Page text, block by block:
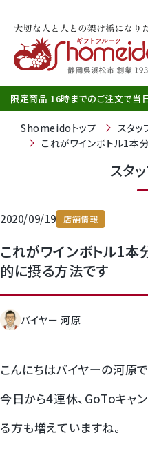
静岡産クラウンメロン
限定商品 16時までのご注文で当
Shomeidoトップ
スタッ
これがワインボトル1本
スタ
2020/09/19 店舗情報
これがワインボトル1本
的に摂る方法です
バイヤー 河原
こんにちはバイヤーの河原で
今日から4連休、GoToキャ
る方も増えていますね。